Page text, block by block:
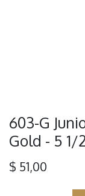
603-G
Gold - 5 1/
$ 51,00